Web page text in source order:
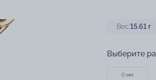
Вес:15.61 г
Выберите
0 мм